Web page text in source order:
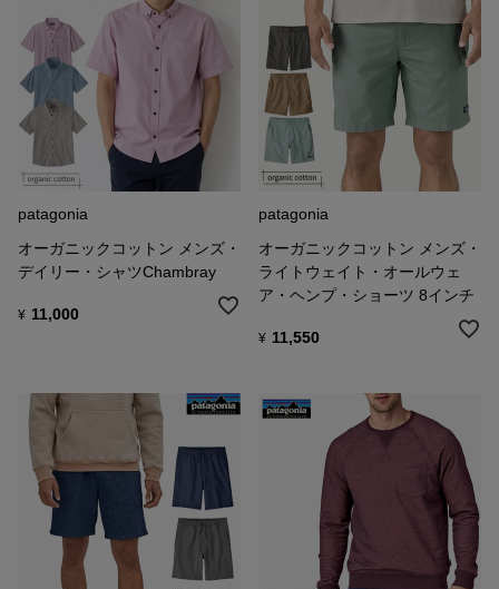
patagonia
オーガニックコットン メンズ・
デイリー・シャツChambray
¥ 11,000
patagonia
オーガニックコットン メンズ・
ライトウェイト・オールウェ
ア・ヘンプ・ショーツ 8インチ
¥ 11,550